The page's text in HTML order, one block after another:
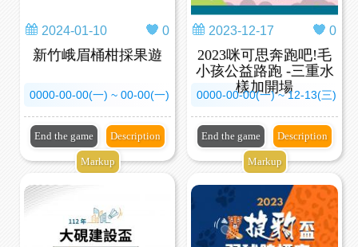
2024-01-10 0
新竹峨眉桶柑採果遊
0000-00-00(一) ~ 00-00(一)
End the game Description
Markup
2023-12-17 0
2023咪可思奔跑吧!毛
小孩公益路跑 -三重水
樣加開場
0000-00-00(一) ~ 12-13(三)
End the game Description
Markup